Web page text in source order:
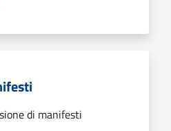
di manifesti